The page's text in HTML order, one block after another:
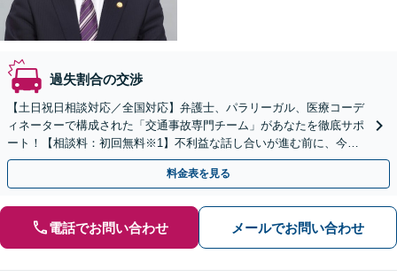
過失割合の交渉
【土日祝日相談対応／全国対応】弁護士、パラリーガル、医療コーデ
ィネーターで構成された「交通事故専門チーム」があなたを徹底サポ
ート！【相談料：初回無料※1】不利益な話し合いが進む前に、今す
ぐ相談！
料金表を見る
電話でお問い合わせ メールでお問い合わせ